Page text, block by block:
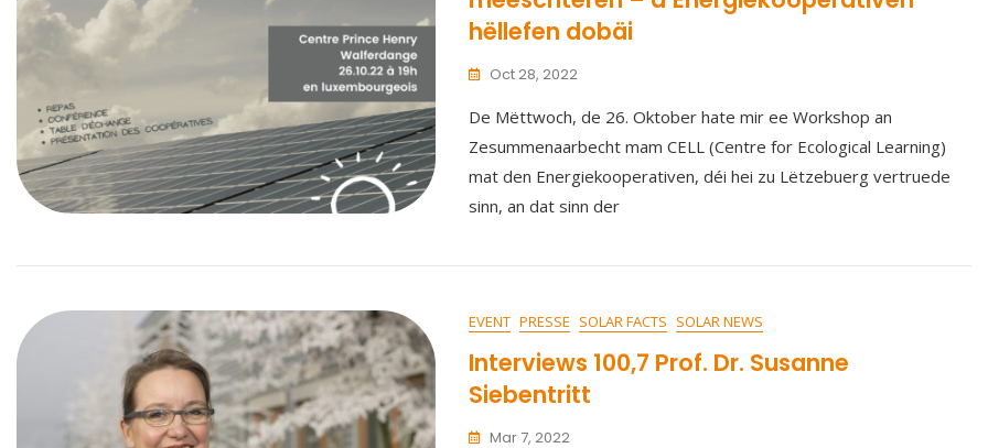
hëllefen dobäi
Oct 28, 2022
De Mëttwoch, de 26. Oktober hate mir ee Workshop an
Zesummenaarbecht mam CELL (Centre for Ecological Learning)
mat den Energiekooperativen, déi hei zu Lëtzebuerg vertruede
sinn, an dat sinn der
EVENT PRESSE SOLAR FACTS SOLAR NEWS
Interviews 100,7 Prof. Dr. Susanne
Siebentritt
Mar 7, 2022